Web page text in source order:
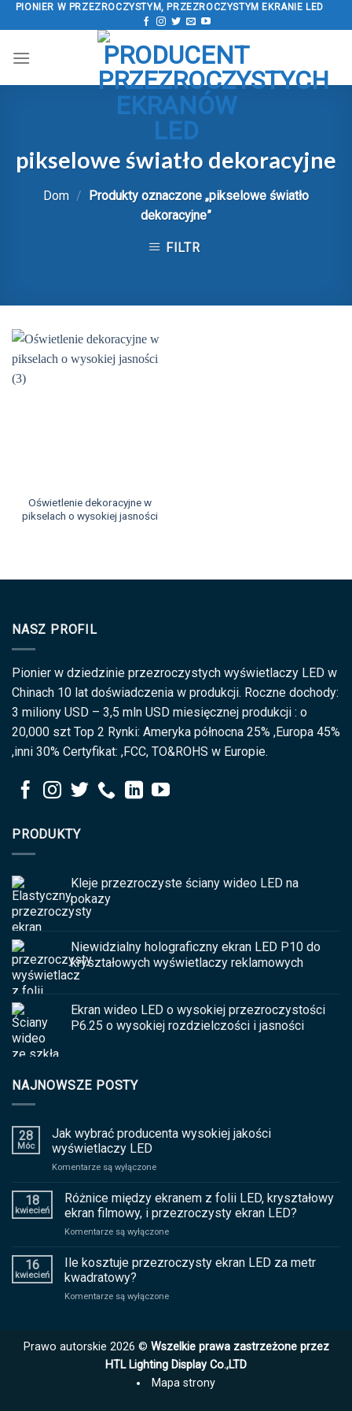
Przejdź
do
PIONIER W PRZEZROCZYSTYM, PRZEZROCZYSTYM EKRANIE LED
pikselowe światło dekoracyjne
Dom / Produkty oznaczone „pikselowe światło
dekoracyjne”
FILTR
Oświetlenie dekoracyjne w
pikselach o wysokiej jasności
NASZ PROFIL
Pionier w dziedzinie przezroczystych wyświetlaczy LED w
Chinach 10 lat doświadczenia w produkcji. Roczne dochody:
3 miliony USD – 3,5 mln USD miesięcznej produkcji : o
20,000 szt Top 2 Rynki: Ameryka północna 25% ,Europa 45%
,inni 30% Certyfikat: ,FCC, TO&ROHS w Europie.
PRODUKTY
Kleje przezroczyste ściany wideo LED na
pokazy
Niewidzialny holograficzny ekran LED P10 do
kryształowych wyświetlaczy reklamowych
Ekran wideo LED o wysokiej przezroczystości
P6.25 o wysokiej rozdzielczości i jasności
NAJNOWSZE POSTY
28
Móc
Jak wybrać producenta wysokiej jakości
wyświetlaczy LED
Komentarze są wyłączonena
wybrać
wysokiej
jakości
LED
18
kwiecień
Różnice między ekranem z folii LED, kryształowy
ekran filmowy, i przezroczysty ekran LED?
Komentarze są wyłączonena
między
ekranem
folii
filmowy,
przezroczysty
ekran
16
kwiecień
Ile kosztuje przezroczysty ekran LED za metr
kwadratowy?
Komentarze są wyłączonena
ekran
LED
metr
Prawo autorskie 2026 © Wszelkie prawa zastrzeżone przez
HTL Lighting Display Co.,LTD
Mapa strony